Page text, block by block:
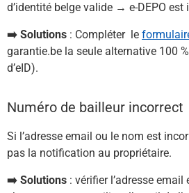
d’identité belge valide → e-DEPO est
➡️ Solutions : Compléter le
garantie.be la seule alternative 100
d’eID).
Numéro de bailleur incorrect
Si l’adresse email ou le nom est
pas la notification au propriétaire.
➡️ Solutions : vérifier l’adresse